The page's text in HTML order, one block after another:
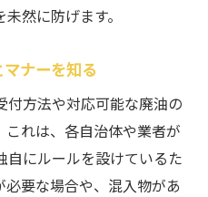
然に防げます。
ナーを知る
付方法や対応可能な廃油の
れは、各自治体や業者が
自にルールを設けているた
要な場合や、混入物があ